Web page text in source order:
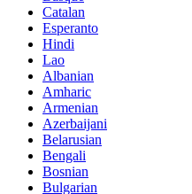
Catalan
Esperanto
Hindi
Lao
Albanian
Amharic
Armenian
Azerbaijani
Belarusian
Bengali
Bosnian
Bulgarian